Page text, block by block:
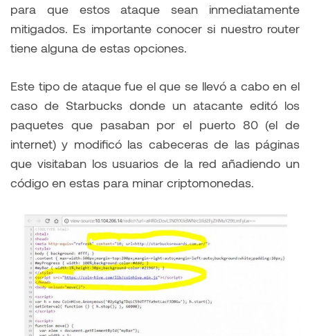
para que estos ataque sean inmediatamente
mitigados. Es importante conocer si nuestro router
tiene alguna de estas opciones.
Este tipo de ataque fue el que se llevó a cabo en el
caso de Starbucks donde un atacante editó los
paquetes que pasaban por el puerto 80 (el de
internet) y modificó las cabeceras de las páginas
que visitaban los usuarios de la red añadiendo un
código en estas para minar criptomonedas.